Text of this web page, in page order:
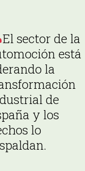
El sector de la
está
la
de
y los
lo